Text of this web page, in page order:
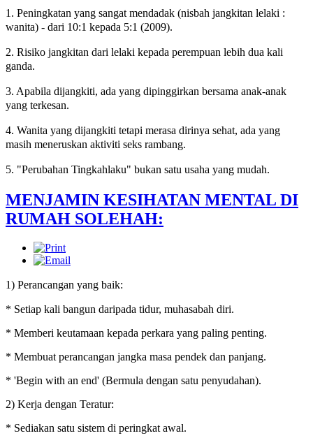
1. Peningkatan yang sangat mendadak (nisbah jangkitan lelaki :
wanita) - dari 10:1 kepada 5:1 (2009).
2. Risiko jangkitan dari lelaki kepada perempuan lebih dua kali
ganda.
3. Apabila dijangkiti, ada yang dipinggirkan bersama anak-anak
yang terkesan.
4. Wanita yang dijangkiti tetapi merasa dirinya sehat, ada yang
masih meneruskan aktiviti seks rambang.
5. "Perubahan Tingkahlaku" bukan satu usaha yang mudah.
MENJAMIN KESIHATAN MENTAL DI
RUMAH SOLEHAH:
1) Perancangan yang baik:
* Setiap kali bangun daripada tidur, muhasabah diri.
* Memberi keutamaan kepada perkara yang paling penting.
* Membuat perancangan jangka masa pendek dan panjang.
* 'Begin with an end' (Bermula dengan satu penyudahan).
2) Kerja dengan Teratur:
* Sediakan satu sistem di peringkat awal.